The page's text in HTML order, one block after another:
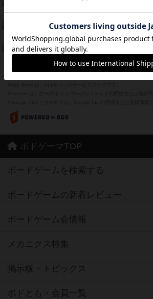
Bitter End ブタペスト救出作戦
ドコジャン
ボドゲーマTOP
ボードゲームを検索する
ボードゲームの新着レビュー
ボードゲーム会情報
メカニクス特集
掲示板・トピックス
ボドとも・会員一覧